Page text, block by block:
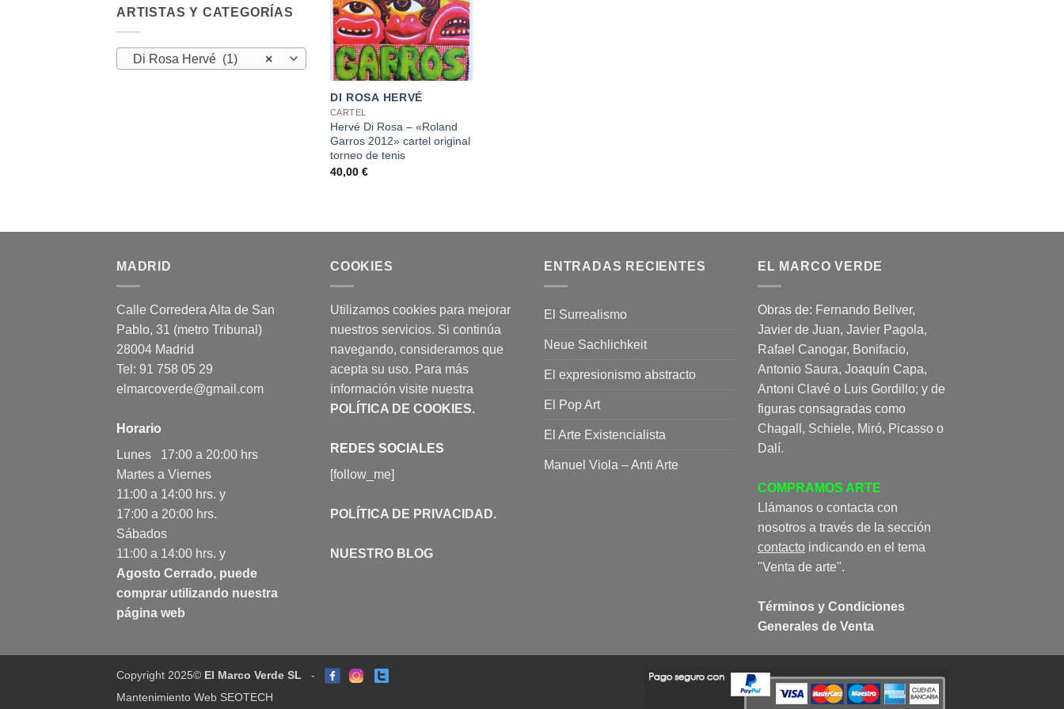
ARTISTAS Y CATEGORÍAS
×
Di Rosa Hervé (1)
+
DI ROSA HERVÉ
CARTEL
Hervé Di Rosa – «Roland
Garros 2012» cartel original
torneo de tenis
40,00 €
MADRID
Calle Corredera Alta de San
Pablo, 31 (metro Tribunal)
28004 Madrid
Tel: 91 758 05 29
elmarcoverde@gmail.com
Horario
Lunes 17:00 a 20:00 hrs
Martes a Viernes
11:00 a 14:00 hrs. y
17:00 a 20:00 hrs.
Sábados
11:00 a 14:00 hrs. y
Agosto Cerrado, puede
comprar utilizando nuestra
página web
COOKIES
Utilizamos cookies para mejorar
nuestros servicios. Si continúa
navegando, consideramos que
acepta su uso. Para más
información visite nuestra
POLÍTICA DE COOKIES.
REDES SOCIALES
[follow_me]
POLÍTICA DE PRIVACIDAD.
NUESTRO BLOG
ENTRADAS RECIENTES
El Surrealismo
Neue Sachlichkeit
El expresionismo abstracto
El Pop Art
El Arte Existencialista
Manuel Viola – Anti Arte
EL MARCO VERDE
Obras de: Fernando Bellver,
Javier de Juan, Javier Pagola,
Rafael Canogar, Bonifacio,
Antonio Saura, Joaquín Capa,
Antoni Clavé o Luis Gordillo; y de
figuras consagradas como
Chagall, Schiele, Miró, Picasso o
Dalí.
COMPRAMOS ARTE
Llámanos o contacta con
nosotros a través de la sección
contacto indicando en el tema
"Venta de arte".
Términos y Condiciones
Generales de Venta
Copyright 2025© El Marco Verde SL -
Mantenimiento Web SEOTECH